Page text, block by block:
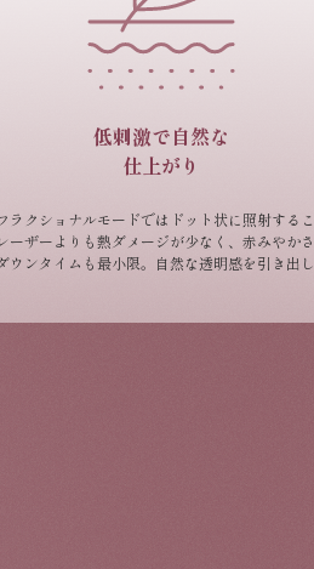
低刺激で自然な
仕上がり
ラクショナルモードではドット状に照射するこ
ーザーよりも熱ダメージが少なく、赤みやか
ウンタイムも最小限。自然な透明感を引き出し